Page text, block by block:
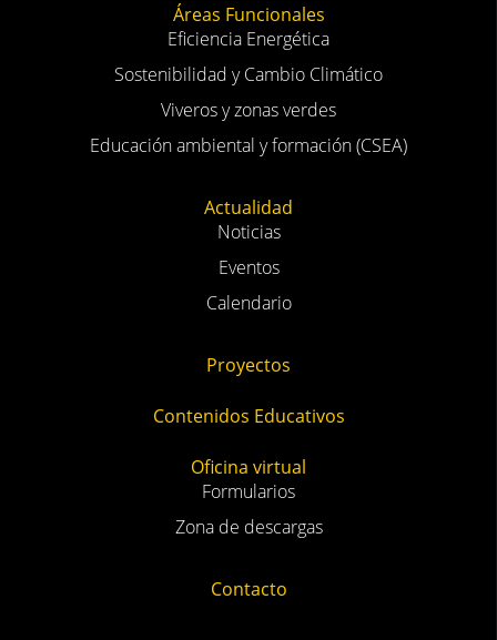
Áreas Funcionales
Eficiencia Energética
Sostenibilidad y Cambio Climático
Viveros y zonas verdes
Educación ambiental y formación (CSEA)
Actualidad
Noticias
Eventos
Calendario
Proyectos
Contenidos Educativos
Oficina virtual
Formularios
Zona de descargas
Contacto